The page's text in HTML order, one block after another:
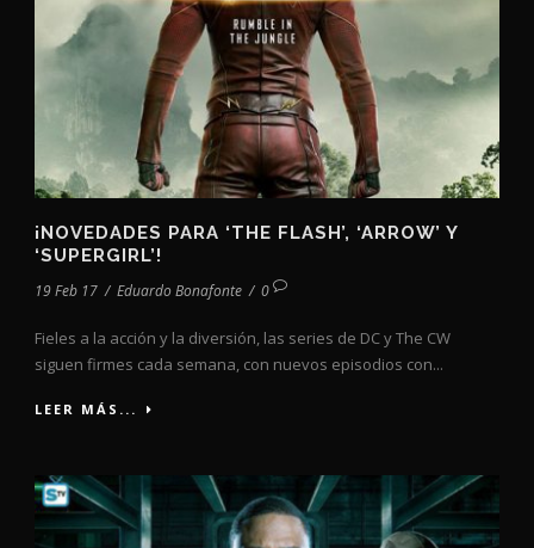
¡NOVEDADES PARA ‘THE FLASH’, ‘ARROW’ Y
‘SUPERGIRL’!
19 Feb 17 / Eduardo Bonafonte / 0
Fieles a la acción y la diversión, las series de DC y The CW
siguen firmes cada semana, con nuevos episodios con...
LEER MÁS...